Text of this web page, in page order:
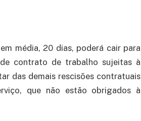
média, 20 dias, poderá cair para
contrato de trabalho sujeitas à
das demais rescisões contratuais
que não estão obrigados à